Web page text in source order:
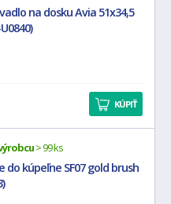
na dosku Avia 51x34,5
KÚPIŤ
> 99 ks
do kúpeľne SF07 gold brush